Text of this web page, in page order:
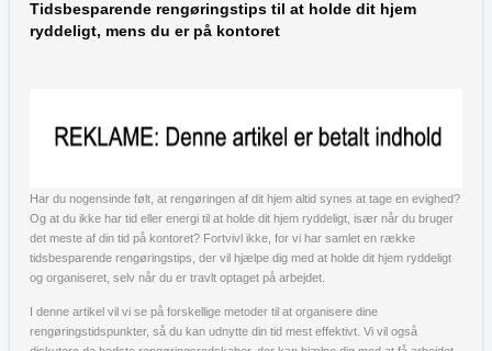
Tidsbesparende rengøringstips til at holde dit hjem
ryddeligt, mens du er på kontoret
Har du nogensinde følt, at rengøringen af dit hjem altid synes at tage en evighed?
Og at du ikke har tid eller energi til at holde dit hjem ryddeligt, især når du bruger
det meste af din tid på kontoret? Fortvivl ikke, for vi har samlet en række
tidsbesparende rengøringstips, der vil hjælpe dig med at holde dit hjem ryddeligt
og organiseret, selv når du er travlt optaget på arbejdet.
I denne artikel vil vi se på forskellige metoder til at organisere dine
rengøringstidspunkter, så du kan udnytte din tid mest effektivt. Vi vil også